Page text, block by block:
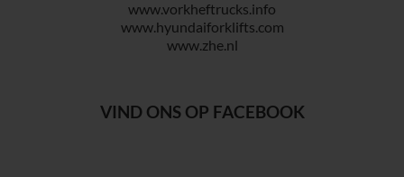
www.vorkheftrucks.info
www.hyundaiforklifts.com
www.zhe.nl
VIND ONS OP FACEBOOK